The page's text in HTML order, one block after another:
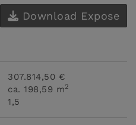
Download Expose
307.814,50 €
ca. 198,59 m2
1,5